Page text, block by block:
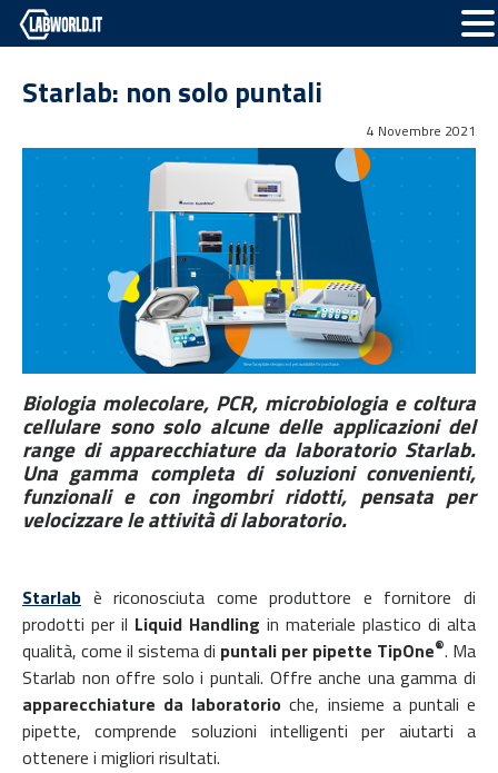
Starlab: non solo puntali
4 Novembre 2021
Biologia molecolare, PCR, microbiologia e coltura
cellulare sono solo alcune delle applicazioni del
range di apparecchiature da laboratorio Starlab.
Una gamma completa di soluzioni convenienti,
funzionali e con ingombri ridotti, pensata per
velocizzare le attività di laboratorio.
Starlab è riconosciuta come produttore e fornitore di
prodotti per il Liquid Handling in materiale plastico di alta
qualità, come il sistema di puntali per pipette TipOne®. Ma
Starlab non offre solo i puntali. Offre anche una gamma di
apparecchiature da laboratorio che, insieme a puntali e
pipette, comprende soluzioni intelligenti per aiutarti a
ottenere i migliori risultati.